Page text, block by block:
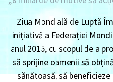
Ziua Mondială de Luptă
inițiativă a Federației
anul 2015, cu scopul de a
să sprijine oamenii să
sănătoasă, să